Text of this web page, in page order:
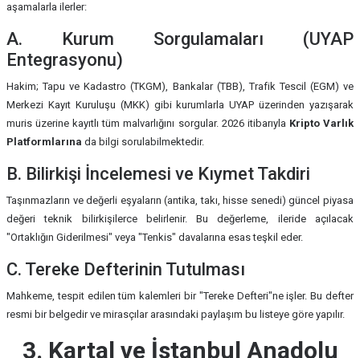
aşamalarla ilerler:
A. Kurum Sorgulamaları (UYAP
Entegrasyonu)
Hakim; Tapu ve Kadastro (TKGM), Bankalar (TBB), Trafik Tescil (EGM) ve
Merkezi Kayıt Kuruluşu (MKK) gibi kurumlarla UYAP üzerinden yazışarak
muris üzerine kayıtlı tüm malvarlığını sorgular. 2026 itibarıyla Kripto Varlık
Platformlarına da bilgi sorulabilmektedir.
B. Bilirkişi İncelemesi ve Kıymet Takdiri
Taşınmazların ve değerli eşyaların (antika, takı, hisse senedi) güncel piyasa
değeri teknik bilirkişilerce belirlenir. Bu değerleme, ileride açılacak
"Ortaklığın Giderilmesi" veya "Tenkis" davalarına esas teşkil eder.
C. Tereke Defterinin Tutulması
Mahkeme, tespit edilen tüm kalemleri bir "Tereke Defteri"ne işler. Bu defter
resmi bir belgedir ve mirasçılar arasındaki paylaşım bu listeye göre yapılır.
3. Kartal ve İstanbul Anadolu